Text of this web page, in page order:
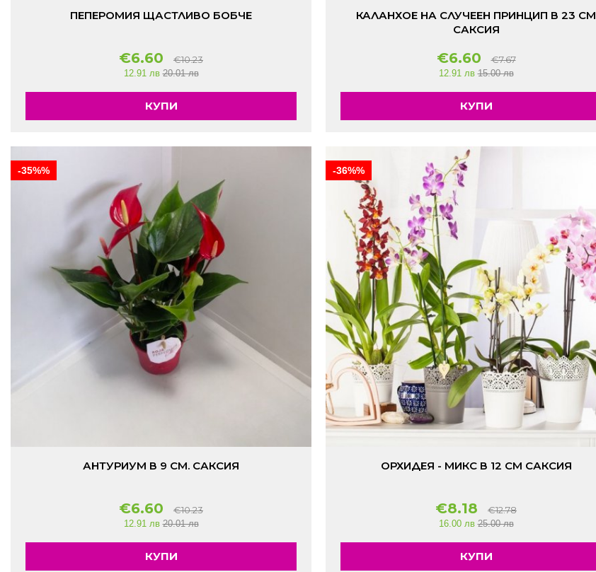
ПЕПЕРОМИЯ ЩАСТЛИВО БОБЧЕ
€6.60 €10.23
12.91 лв 20.01 лв
КУПИ
-35%%
АНТУРИУМ В 9 СМ. САКСИЯ
€6.60 €10.23
12.91 лв 20.01 лв
КУПИ
КАЛАНХОЕ НА СЛУЧЕЕН ПРИНЦИП В 23 СМ
САКСИЯ
€6.60 €7.67
12.91 лв 15.00 лв
КУПИ
-36%%
ОРХИДЕЯ - МИКС В 12 СМ САКСИЯ
€8.18 €12.78
16.00 лв 25.00 лв
КУПИ